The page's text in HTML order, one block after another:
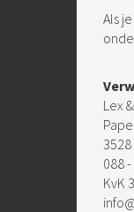
Als
Lex
088
KvK